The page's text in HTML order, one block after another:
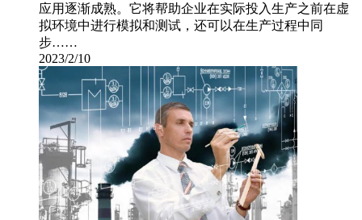
应用逐渐成熟。它将帮助企业在实际投入生产之前在虚
拟环境中进行模拟和测试，还可以在生产过程中同
步……
2023/2/10